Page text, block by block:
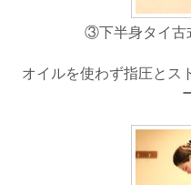
③下半身タイ古
オイルを使わず指圧とス